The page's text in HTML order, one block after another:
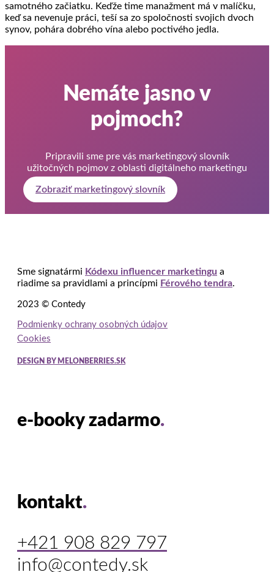
samotného začiatku. Keďže time manažment má v malíčku,
keď sa nevenuje práci, teší sa zo spoločnosti svojich dvoch
synov, pohára dobrého vína alebo poctivého jedla.
Nemáte jasno v
pojmoch?
Pripravili sme pre vás marketingový slovník
užitočných pojmov z oblasti digitálneho marketingu
Zobraziť marketingový slovník
Sme signatármi Kódexu influencer marketingu a
riadime sa pravidlami a princípmi Férového tendra.
2023 © Contedy
Podmienky ochrany osobných údajov
Cookies
DESIGN BY MELONBERRIES.SK
e-booky zadarmo.
kontakt.
+421 908 829 797
info@contedy.sk